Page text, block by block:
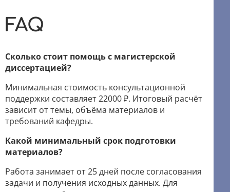
FAQ
Сколько стоит помощь с магистерской
диссертацией?
Минимальная стоимость консультационной
поддержки составляет 22000 ₽. Итоговый расчёт
зависит от темы, объёма материалов и
требований кафедры.
Какой минимальный срок подготовки
материалов?
Работа занимает от 25 дней после согласования
задачи и получения исходных данных. Для